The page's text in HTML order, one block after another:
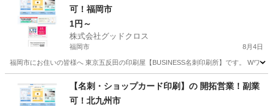
可！福岡市
1円～
株式会社グッドクロス
福岡市 8月4日
福岡市にお住いの皆様へ 東京五反田の印刷屋【BUSINESS名刺印刷所】です。 Wワ
営業
【名刺・ショップカード印刷】の 開拓営業！副業
可！北九州市